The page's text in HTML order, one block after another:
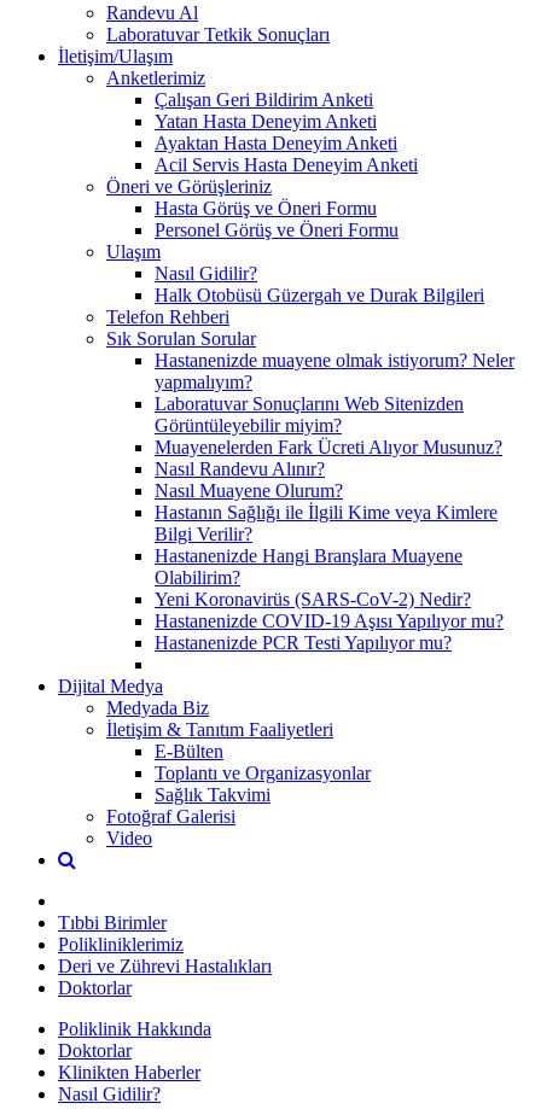
Randevu Al
Laboratuvar Tetkik Sonuçları
İletişim/Ulaşım
Anketlerimiz
Çalışan Geri Bildirim Anketi
Yatan Hasta Deneyim Anketi
Ayaktan Hasta Deneyim Anketi
Acil Servis Hasta Deneyim Anketi
Öneri ve Görüşleriniz
Hasta Görüş ve Öneri Formu
Personel Görüş ve Öneri Formu
Ulaşım
Nasıl Gidilir?
Halk Otobüsü Güzergah ve Durak Bilgileri
Telefon Rehberi
Sık Sorulan Sorular
Hastanenizde muayene olmak istiyorum? Neler
yapmalıyım?
Laboratuvar Sonuçlarını Web Sitenizden
Görüntüleyebilir miyim?
Muayenelerden Fark Ücreti Alıyor Musunuz?
Nasıl Randevu Alınır?
Nasıl Muayene Olurum?
Hastanın Sağlığı ile İlgili Kime veya Kimlere
Bilgi Verilir?
Hastanenizde Hangi Branşlara Muayene
Olabilirim?
Yeni Koronavirüs (SARS-CoV-2) Nedir?
Hastanenizde COVID-19 Aşısı Yapılıyor mu?
Hastanenizde PCR Testi Yapılıyor mu?
Dijital Medya
Medyada Biz
İletişim & Tanıtım Faaliyetleri
E-Bülten
Toplantı ve Organizasyonlar
Sağlık Takvimi
Fotoğraf Galerisi
Video
Tıbbi Birimler
Polikliniklerimiz
Deri ve Zührevi Hastalıkları
Doktorlar
Poliklinik Hakkında
Doktorlar
Klinikten Haberler
Nasıl Gidilir?